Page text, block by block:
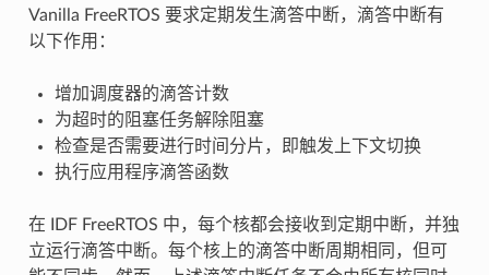
Vanilla FreeRTOS 要求定期发生滴答中断，滴答中断有
以下作用：
增加调度器的滴答计数
为超时的阻塞任务解除阻塞
检查是否需要进行时间分片，即触发上下文切换
执行应用程序滴答函数
在 IDF FreeRTOS 中，每个核都会接收到定期中断，并独
立运行滴答中断。每个核上的滴答中断周期相同，但可